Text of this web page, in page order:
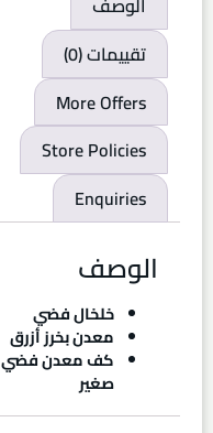
تقييمات (0)
More Offers
Store Policies
Enquiries
الوصف
خلخال فضي
معدن بخرز أزرق
كف معدن فضي
صغير